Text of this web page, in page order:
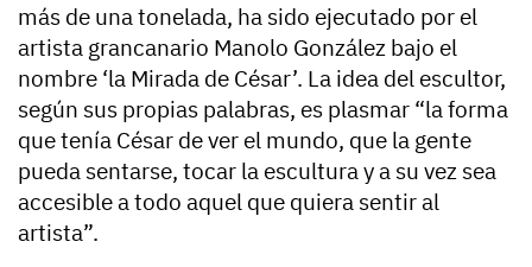
más de una tonelada, ha sido ejecutado por el
artista grancanario Manolo González bajo el
nombre ‘la Mirada de César’. La idea del escultor,
según sus propias palabras, es plasmar “la forma
que tenía César de ver el mundo, que la gente
pueda sentarse, tocar la escultura y a su vez sea
accesible a todo aquel que quiera sentir al
artista”.